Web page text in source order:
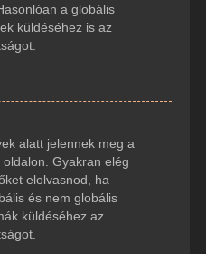
a globális
küldéséhez is az
alatt jelennek meg a
Gyakran elég
elolvasnod, ha
és nem globális
küldéséhez az